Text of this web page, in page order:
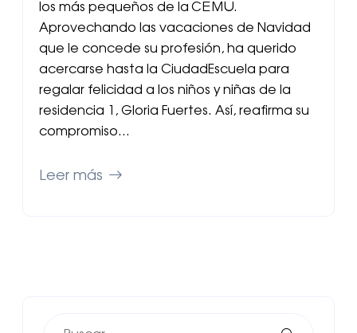
los más pequeños de la CEMU.
Aprovechando las vacaciones de Navidad
que le concede su profesión, ha querido
acercarse hasta la CiudadEscuela para
regalar felicidad a los niños y niñas de la
residencia 1, Gloria Fuertes. Así, reafirma su
compromiso…
Leer más